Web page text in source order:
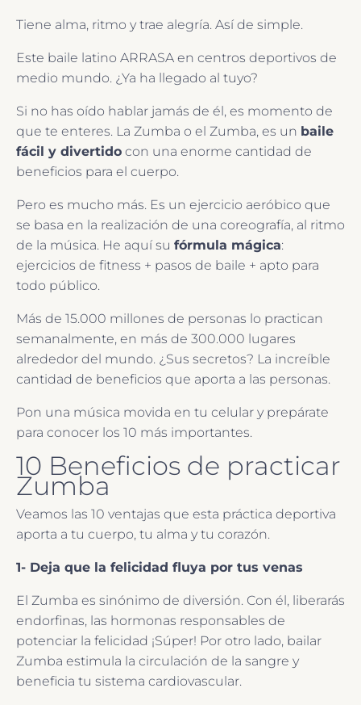
Tiene alma, ritmo y trae alegría. Así de simple.
Este baile latino ARRASA en centros deportivos de
medio mundo. ¿Ya ha llegado al tuyo?
Si no has oído hablar jamás de él, es momento de
que te enteres. La Zumba o el Zumba, es un baile
fácil y divertido con una enorme cantidad de
beneficios para el cuerpo.
Pero es mucho más. Es un ejercicio aeróbico que
se basa en la realización de una coreografía, al ritmo
de la música. He aquí su fórmula mágica:
ejercicios de fitness + pasos de baile + apto para
todo público.
Más de 15.000 millones de personas lo practican
semanalmente, en más de 300.000 lugares
alrededor del mundo. ¿Sus secretos? La increíble
cantidad de beneficios que aporta a las personas.
Pon una música movida en tu celular y prepárate
para conocer los 10 más importantes.
10 Beneficios de practicar
Zumba
Veamos las 10 ventajas que esta práctica deportiva
aporta a tu cuerpo, tu alma y tu corazón.
1- Deja que la felicidad fluya por tus venas
El Zumba es sinónimo de diversión. Con él, liberarás
endorfinas, las hormonas responsables de
potenciar la felicidad ¡Súper! Por otro lado, bailar
Zumba estimula la circulación de la sangre y
beneficia tu sistema cardiovascular.